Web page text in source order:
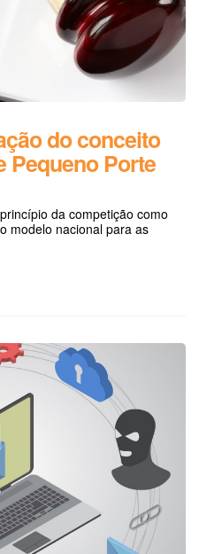
do conceito
Pequeno Porte
da competição como
modelo nacional para as